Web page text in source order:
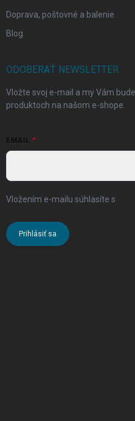
Doprava, poštovné a balenie
Blog
ODOBERAŤ NEWSLETTER
Vložte svoj e-mail a my Vám
produktoch na našom e-shope.
EMAIL
Vložením e-mailu súhlasíte s
Prihlásiť sa